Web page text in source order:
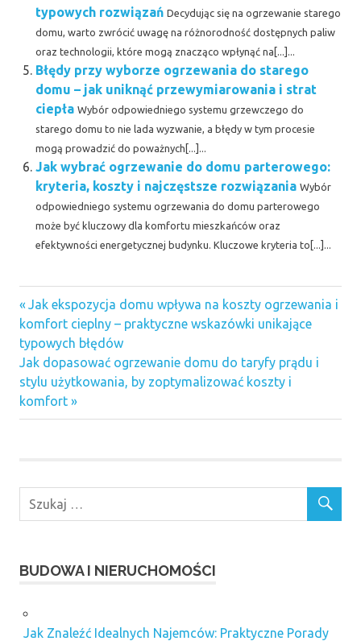
typowych rozwiązań Decydując się na ogrzewanie starego
domu, warto zwrócić uwagę na różnorodność dostępnych paliw
oraz technologii, które mogą znacząco wpłynąć na[...]...
Błędy przy wyborze ogrzewania do starego
domu – jak uniknąć przewymiarowania i strat
ciepła Wybór odpowiedniego systemu grzewczego do
starego domu to nie lada wyzwanie, a błędy w tym procesie
mogą prowadzić do poważnych[...]...
Jak wybrać ogrzewanie do domu parterowego:
kryteria, koszty i najczęstsze rozwiązania Wybór
odpowiedniego systemu ogrzewania do domu parterowego
może być kluczowy dla komfortu mieszkańców oraz
efektywności energetycznej budynku. Kluczowe kryteria to[...]...
Nawigacja
wpisu
Previous
Post:
Jak ekspozycja domu wpływa na koszty ogrzewania i
komfort cieplny – praktyczne wskazówki unikające
typowych błędów
Next
Post:
Jak dopasować ogrzewanie domu do taryfy prądu i
stylu użytkowania, by zoptymalizować koszty i
komfort
BUDOWA I NIERUCHOMOŚCI
Jak Znaleźć Idealnych Najemców: Praktyczne Porady